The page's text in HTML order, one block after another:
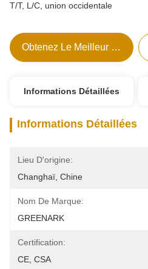
T/T, L/C, union occidentale
Obtenez Le Meilleur Prix
Informations Détaillées
Informations Détaillées
Lieu D'origine:
Changhaï, Chine
Nom De Marque:
GREENARK
Certification:
CE, CSA